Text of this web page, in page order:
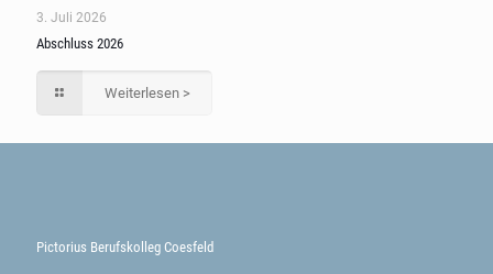
3. Juli 2026
Abschluss 2026
Weiterlesen >
Pictorius Berufskolleg Coesfeld